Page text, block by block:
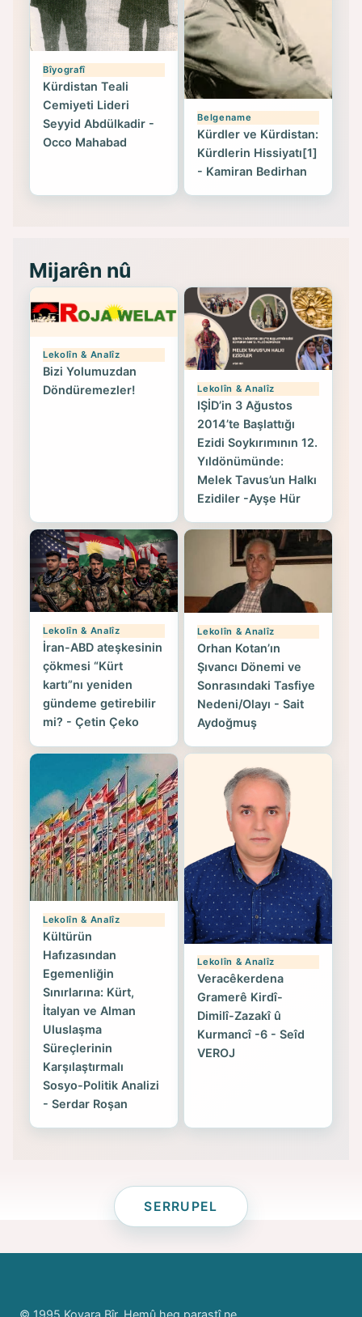
Bîyografî
Kürdistan Teali
Cemiyeti Lideri
Seyyid Abdülkadir -
Occo Mahabad
Belgename
Kürdler ve Kürdistan:
Kürdlerin Hissiyatı[1]
- Kamiran Bedirhan
Mijarên nû
Lekolîn & Analîz
Bizi Yolumuzdan
Döndüremezler!
Lekolîn & Analîz
IŞİD’in 3 Ağustos
2014’te Başlattığı
Ezidi Soykırımının 12.
Yıldönümünde:
Melek Tavus’un Halkı
Ezidiler -Ayşe Hür
Lekolîn & Analîz
İran-ABD ateşkesinin
çökmesi “Kürt
kartı”nı yeniden
gündeme getirebilir
mi? - Çetin Çeko
Lekolîn & Analîz
Orhan Kotan’ın
Şıvancı Dönemi ve
Sonrasındaki Tasfiye
Nedeni/Olayı - Sait
Aydoğmuş
Lekolîn & Analîz
Kültürün
Hafızasından
Egemenliğin
Sınırlarına: Kürt,
İtalyan ve Alman
Uluslaşma
Süreçlerinin
Karşılaştırmalı
Sosyo-Politik Analizi
- Serdar Roşan
Lekolîn & Analîz
Veracêkerdena
Gramerê Kirdî-
Dimilî-Zazakî û
Kurmancî -6 - Seîd
VEROJ
SERRUPEL
© 1995 Kovara Bîr. Hemû heq parastî ne.